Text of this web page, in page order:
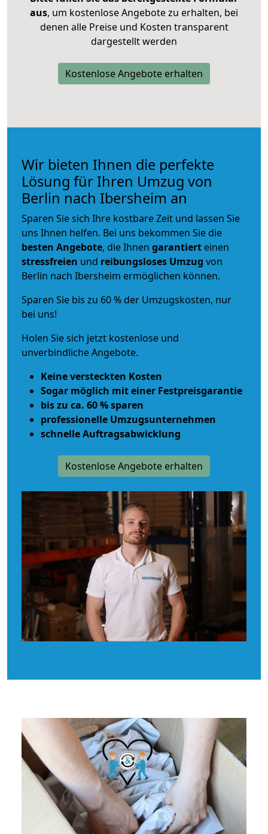
aus, um kostenlose Angebote zu erhalten, bei
denen alle Preise und Kosten transparent
dargestellt werden
Kostenlose Angebote erhalten
Wir bieten Ihnen die perfekte
Lösung für Ihren Umzug von
Berlin nach Ibersheim an
Sparen Sie sich Ihre kostbare Zeit und lassen Sie
uns Ihnen helfen. Bei uns bekommen Sie die
besten Angebote, die Ihnen garantiert einen
stressfreien und reibungsloses Umzug von
Berlin nach Ibersheim ermöglichen können.
Sparen Sie bis zu 60 % der Umzugskosten, nur
bei uns!
Holen Sie sich jetzt kostenlose und
unverbindliche Angebote.
Keine versteckten Kosten
Sogar möglich mit einer Festpreisgarantie
bis zu ca. 60 % sparen
professionelle Umzugsunternehmen
schnelle Auftragsabwicklung
Kostenlose Angebote erhalten